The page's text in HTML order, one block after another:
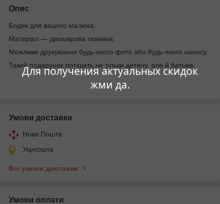
Для получения актуальных скидок
жми да.
Опис
Бодик для вашого малюка.
Матеріал — двошарова тканина.
Можливе друкування будь-якого фото або будь-якого напису.
Такий подарунок потішить не тільки дитину, але й батьків.
Умови доставки
Нова Пошта
Укрпошта
Всі умови доставки
Умови оплати